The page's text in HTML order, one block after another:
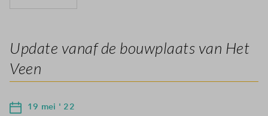
Update vanaf de bouwplaats van Het
Veen
19 mei ' 22